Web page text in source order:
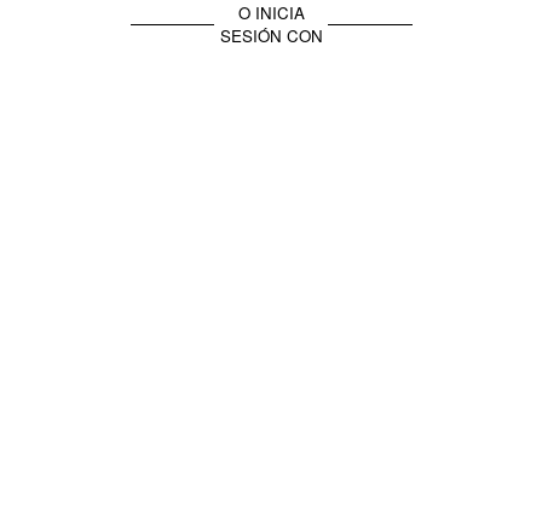
O INICIA
SESIÓN CON